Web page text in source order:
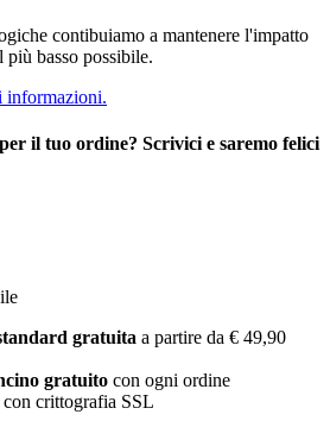
contibuiamo a mantenere l'impatto
basso possibile.
informazioni.
il tuo ordine? Scrivici e saremo felici
gratuita a partire da € 49,90
gratuito con ogni ordine
con crittografia SSL